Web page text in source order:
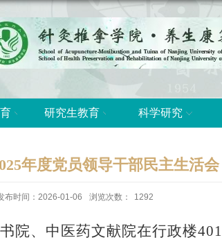
研究生教育 科学研究
年度党员领导干部民主生活会
布时间：2026-01-06 浏览次数： 1292
院、中医药文献院在行政楼401